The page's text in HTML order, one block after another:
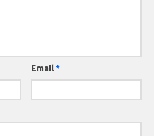
Email*